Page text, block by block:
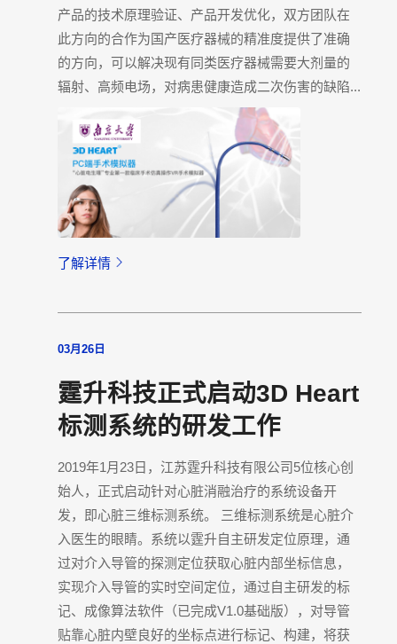
产品的技术原理验证、产品开发优化，双方团队在
此方向的合作为国产医疗器械的精准度提供了准确
的方向，可以解决现有同类医疗器械需要大剂量的
辐射、高频电场，对病患健康造成二次伤害的缺陷...
了解详情
03月26日
霆升科技正式启动3D Heart
标测系统的研发工作
2019年1月23日，江苏霆升科技有限公司5位核心创
始人，正式启动针对心脏消融治疗的系统设备开
发，即心脏三维标测系统。 三维标测系统是心脏介
入医生的眼睛。系统以霆升自主研发定位原理，通
过对介入导管的探测定位获取心脏内部坐标信息，
实现介入导管的实时空间定位，通过自主研发的标
记、成像算法软件（已完成V1.0基础版），对导管
贴靠心脏内壁良好的坐标点进行标记、构建，将获